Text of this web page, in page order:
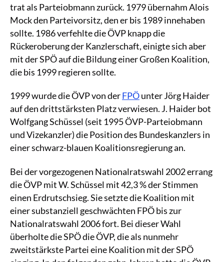
trat als Parteiobmann zurück. 1979 übernahm Alois
Mock den Parteivorsitz, den er bis 1989 innehaben
sollte. 1986 verfehlte die ÖVP knapp die
Rückeroberung der Kanzlerschaft, einigte sich aber
mit der SPÖ auf die Bildung einer Großen Koalition,
die bis 1999 regieren sollte.
1999 wurde die ÖVP von derFPÖunter Jörg Haider
auf den drittstärksten Platz verwiesen. J. Haider bot
Wolfgang Schüssel (seit 1995 ÖVP-Parteiobmann
und Vizekanzler) die Position des Bundeskanzlers in
einer schwarz-blauen Koalitionsregierung an.
Bei der vorgezogenen Nationalratswahl 2002 errang
die ÖVP mit W. Schüssel mit 42,3 % der Stimmen
einen Erdrutschsieg. Sie setzte die Koalition mit
einer substanziell geschwächten FPÖ bis zur
Nationalratswahl 2006 fort. Bei dieser Wahl
überholte die SPÖ die ÖVP, die als nunmehr
zweitstärkste Partei eine Koalition mit der SPÖ